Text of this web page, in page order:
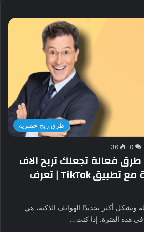
طرق ربح حصريه
0
36
فعالة تجعلك تربح الاف
الدولارات بسهولة مع تطبيق TikTok | تعرف
وبشكل أكثر تحديدًا الهواتف الذكية، هي
هذه الفترة. إذا كنت…